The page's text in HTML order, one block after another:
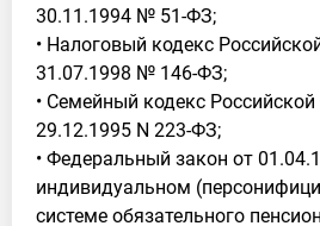
30.11.1994 № 51-ФЗ;
• Налоговый кодекс
31.07.1998 № 146-ФЗ;
• Семейный кодекс
29.12.1995 N 223-ФЗ;
• Федеральный закон от
индивидуальном
системе обязательного